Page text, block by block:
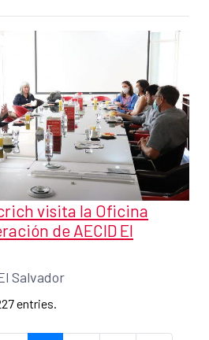
visita la Oficina
de AECID El
Salvador
entries.